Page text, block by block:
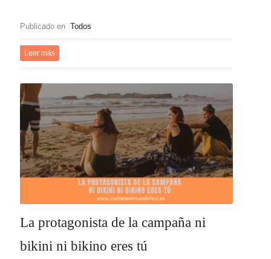
Publicado en Todos
Leer más
La protagonista de la campaña ni
bikini ni bikino eres tú